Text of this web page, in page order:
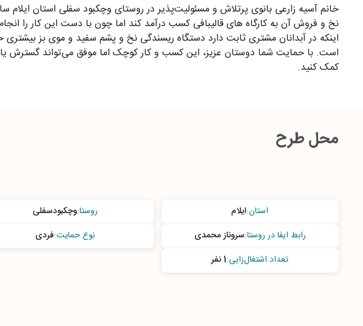
خانم آسیه زارعی بانوی پرتلاش و مسئولیت‌پذیر در روستای وچکبود سفلی استان
نخ و فروش آن به کارگاه های قالیبافی کسب درآمد کند اما چون با دست این کار را
اینکه در آبدانان مشتری ثابت دارد دستگاه ریسندگی نخ و پشم سفید و موی بز بیشتری
است. با حمایت شما دوستان عزیز، این کسب و کار کوچک اما موفق می‌تواند گسترش
کمک کنید.
محل طرح
استان:ایلام روستا:وچکبودسفلی
رابط ایفا در روستا:سروناز محمدی نوع حمایت:فردی
تعداد اشتغال‌زایی:1 نفر